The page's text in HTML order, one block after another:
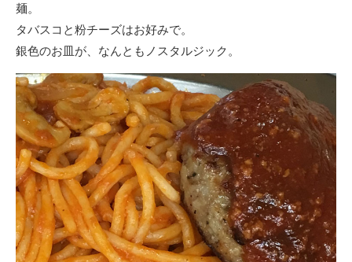
麺。
タバスコと粉チーズはお好みで。
銀色のお皿が、なんともノスタルジック。